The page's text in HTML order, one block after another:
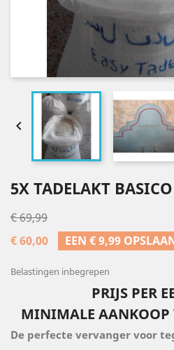

5X TADELAKT
€ 69,99
€ 60,00
EEN € 9,99
Belastingen inbegrepen
PRIJS PER
MINIMALE AANKOOP
De perfecte vervanger voor